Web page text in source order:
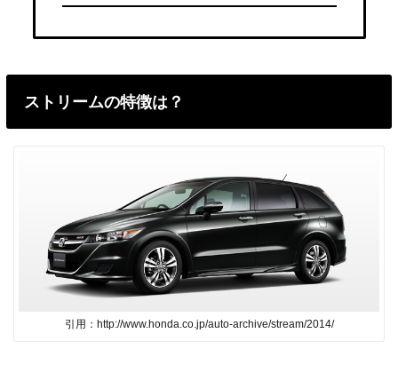
ストリームの特徴は？
引用：http://www.honda.co.jp/auto-archive/stream/2014/